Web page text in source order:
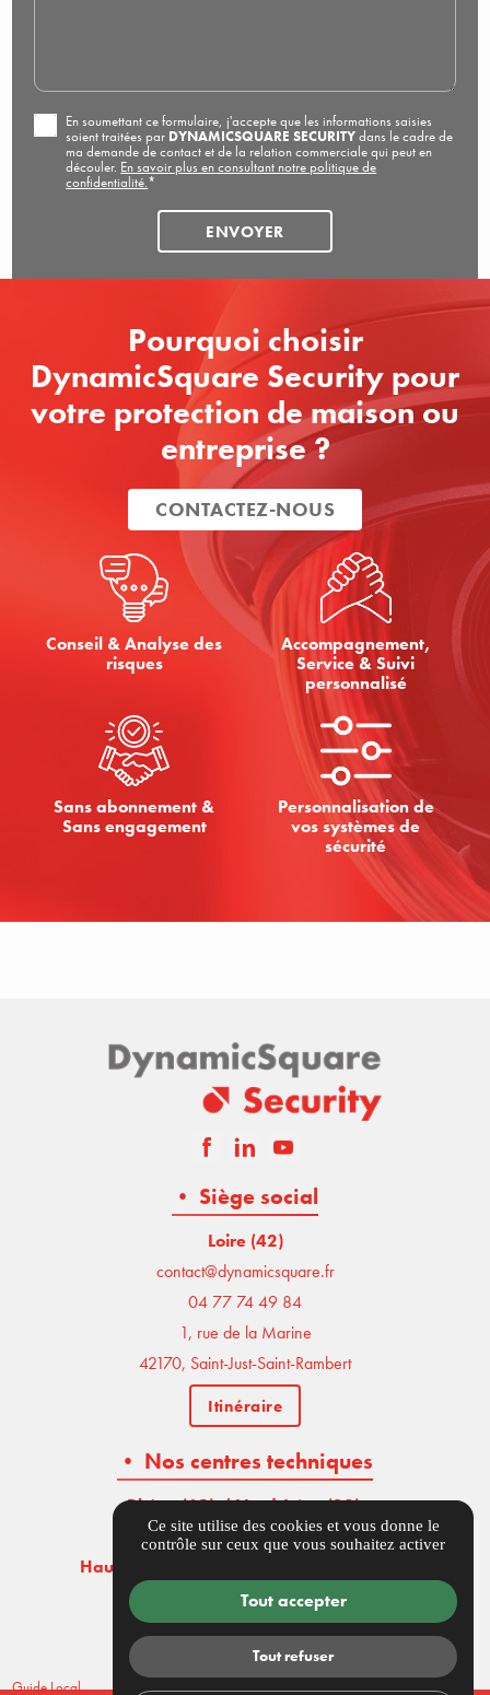
En soumettant ce formulaire, j'accepte que les informations saisies
soient traitées par DYNAMICSQUARE SECURITYdans le cadre de
ma demande de contact et de la relation commerciale qui peut en
découler. En savoir plus en consultant notre politique de
confidentialité.*
Pourquoi choisir
DynamicSquare Security pour
votre protection de maison ou
entreprise ?
CONTACTEZ-NOUS
Conseil & Analyse des
risques
Accompagnement,
Service & Suivi
personnalisé
Sans abonnement &
Sans engagement
Personnalisation de
vos systèmes de
sécurité
• Siège social
Loire (42)
contact@dynamicsquare.fr
04 77 74 49 84
1, rue de la Marine
42170, Saint-Just-Saint-Rambert
Itinéraire
• Nos centres techniques
Rhône (69) / Nord-Isère (38),
04 77 74 49 84
Haute-Loire (43) / Est-Puy-de-Dôme (63)
04 77 74 49 84
Ain (01) / Sud-Jura (39),
04 77 74 49 84
Guide Local
Ce site utilise des cookies et vous donne le
contrôle sur ceux que vous souhaitez activer
Tout accepter
Tout refuser